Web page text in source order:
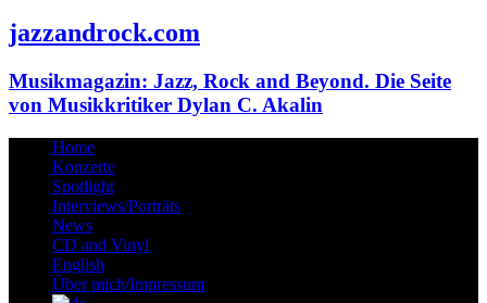
jazzandrock.com
Musikmagazin: Jazz, Rock and Beyond. Die Seite
von Musikkritiker Dylan C. Akalin
Home
Konzerte
Spotlight
Interviews/Porträts
News
CD and Vinyl
English
Über mich/Impressum